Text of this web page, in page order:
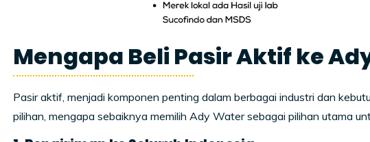
Mengapa Beli Pasir Aktif ke
Pasir aktif, menjadi komponen penting dalam berbagai industri dan
pilihan, mengapa sebaiknya memilih Ady Water sebagai pilihan utama